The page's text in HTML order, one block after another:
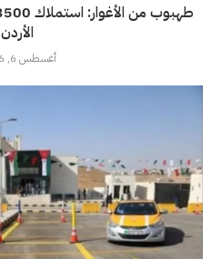
الأردن
أغسطس 6, 2026